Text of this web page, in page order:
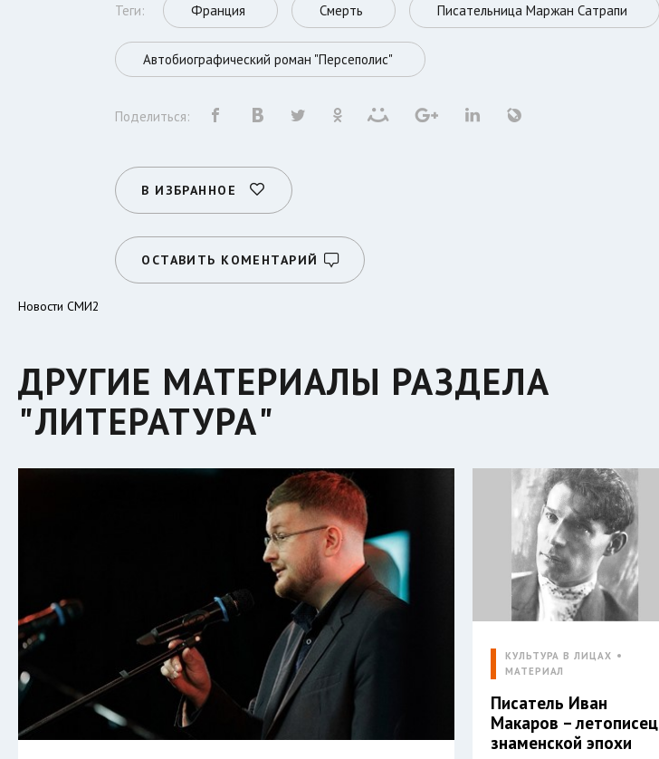
Теги: Франция Смерть Писательница Маржан Сатрапи
Автобиографический роман "Персеполис"
Поделиться:
В ИЗБРАННОЕ
ОСТАВИТЬ КОМЕНТАРИЙ
Новости СМИ2
ДРУГИЕ МАТЕРИАЛЫ РАЗДЕЛА
"ЛИТЕРАТУРА"
КУЛЬТУРА В ЛИЦАХ
МАТЕРИАЛ
Писатель Иван
Макаров – летописец
знаменской эпохи